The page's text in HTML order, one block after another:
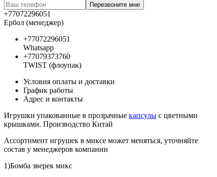
Перезвоните мне
+77072296051
Ербол (менеджер)
+77072296051
Whatsapp
+77079373760
TWIST (флоупак)
Условия оплаты и доставки
График работы
Адрес и контакты
Игрушки упакованные в прозрачные капсулы с цветными
крышками. Производство Китай
Ассортимент игрушек в миксе может меняться, уточняйте
состав у менеджеров компании
1)Бомба зверек микс